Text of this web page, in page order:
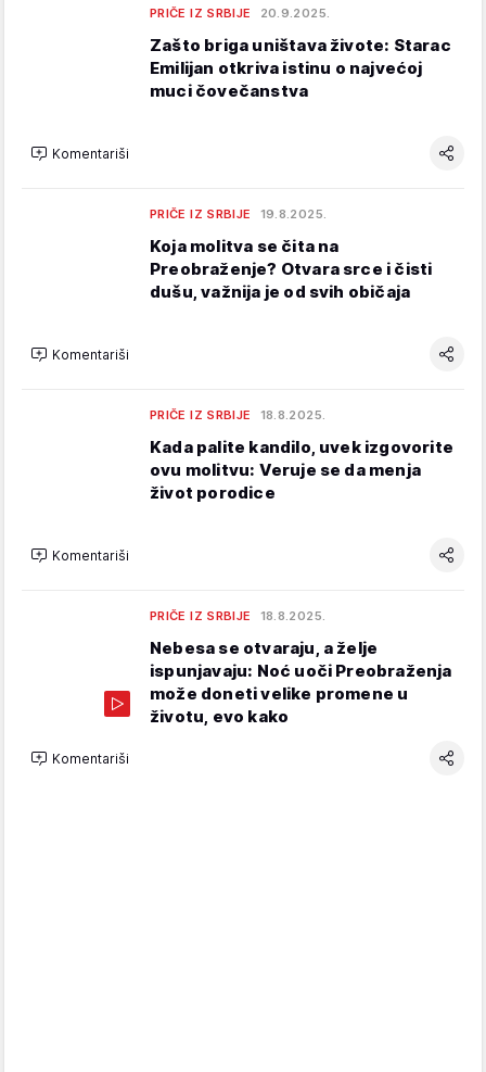
PRIČE IZ SRBIJE 20.9.2025.
Zašto briga uništava živote: Starac
Emilijan otkriva istinu o najvećoj
muci čovečanstva
Komentariši
PRIČE IZ SRBIJE 19.8.2025.
Koja molitva se čita na
Preobraženje? Otvara srce i čisti
dušu, važnija je od svih običaja
Komentariši
PRIČE IZ SRBIJE 18.8.2025.
Kada palite kandilo, uvek izgovorite
ovu molitvu: Veruje se da menja
život porodice
Komentariši
PRIČE IZ SRBIJE 18.8.2025.
Nebesa se otvaraju, a želje
ispunjavaju: Noć uoči Preobraženja
može doneti velike promene u
životu, evo kako
Komentariši